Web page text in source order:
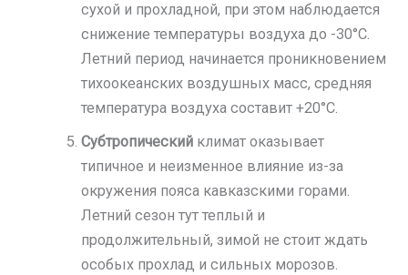
сухой и прохладной, при этом наблюдается
снижение температуры воздуха до -30°C.
Летний период начинается проникновением
тихоокеанских воздушных масс, средняя
температура воздуха составит +20°C.
Субтропический климат оказывает
типичное и неизменное влияние из-за
окружения пояса кавказскими горами.
Летний сезон тут теплый и
продолжительный, зимой не стоит ждать
особых прохлад и сильных морозов.